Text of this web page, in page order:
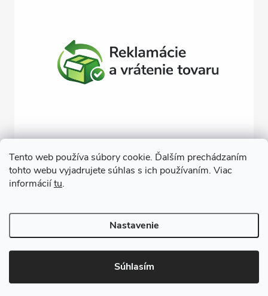
Tento web používa súbory cookie. Ďalším prechádzaním
tohto webu vyjadrujete súhlas s ich používaním. Viac
informáciítu.
Nastavenie
Súhlasím
Závlahy svojpomocne
Návody na montáž závlahy
Cenová ponuka na závlahu
Copyright 2026GARDEN STREET. Všetky práva vyhradené.